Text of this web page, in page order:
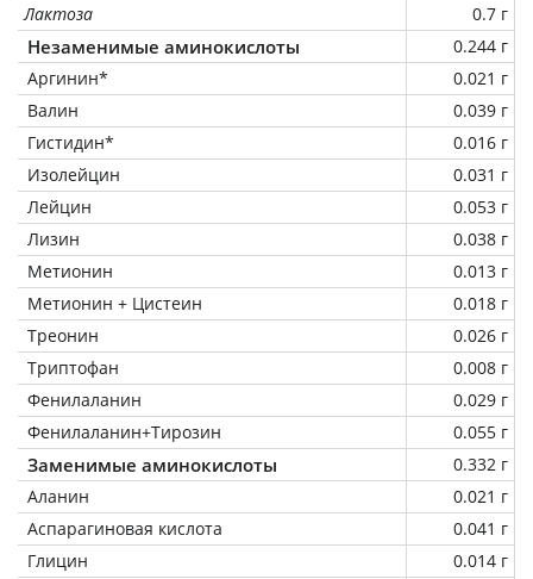
Лактоза
0.7 г
Незаменимые аминокислоты
0.244 г
Аргинин*
0.021 г
Валин
0.039 г
Гистидин*
0.016 г
Изолейцин
0.031 г
Лейцин
0.053 г
Лизин
0.038 г
Метионин
0.013 г
Метионин + Цистеин
0.018 г
Треонин
0.026 г
Триптофан
0.008 г
Фенилаланин
0.029 г
Фенилаланин+Тирозин
0.055 г
Заменимые аминокислоты
0.332 г
Аланин
0.021 г
Аспарагиновая кислота
0.041 г
Глицин
0.014 г